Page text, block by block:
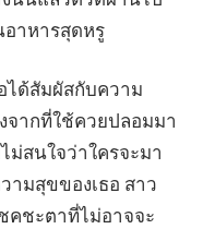
อาหารสุดหรู
ได้สัมผัสกับความ
จากที่ใช้ควยปลอมมา
ม่สนใจว่าใครจะมา
ามสุขของเธอ สาว
คชะตาที่ไม่อาจจะ